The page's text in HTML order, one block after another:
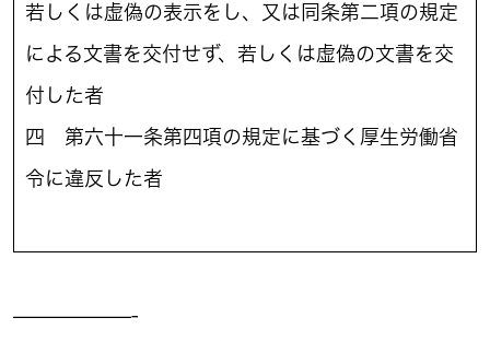
若しくは虚偽の表示をし、又は同条第二項の規定
による文書を交付せず、若しくは虚偽の文書を交
付した者
四 第六十一条第四項の規定に基づく厚生労働省
令に違反した者
——————-